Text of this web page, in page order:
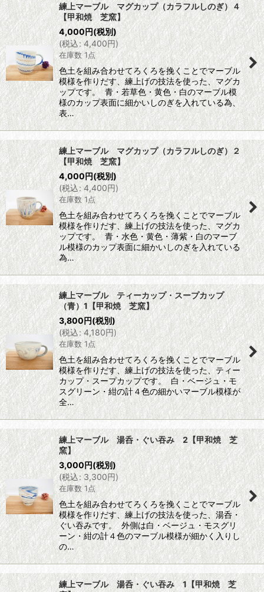
練上マーブル マグカップ（カラフルしのぎ）４
【甲和焼 芝窯】
4,000円(税別)
(税込: 4,400円)
在庫数 1点
色土を組み合わせてろくろを挽くことでマーブル
模様を作りだす、練上げの技法を使った、マグカ
ップです。 青・若草色・黄色・白のマーブル模
様のカップ表面に細かいしのぎを入れている為、
表…
練上マーブル マグカップ（カラフルしのぎ）２
【甲和焼 芝窯】
4,000円(税別)
(税込: 4,400円)
在庫数 1点
色土を組み合わせてろくろを挽くことでマーブル
模様を作りだす、練上げの技法を使った、マグカ
ップです。 青・水色・黄色・薄紫・白のマーブ
ル模様のカップ表面に細かいしのぎを入れている
為…
練上マーブル ティーカップ・スープカップ
（青）1【甲和焼 芝窯】
3,800円(税別)
(税込: 4,180円)
在庫数 1点
色土を組み合わせてろくろを挽くことでマーブル
模様を作りだす、練上げの技法を使った、ティー
カップ・スープカップです。 白・ベージュ・モ
スグリーン・紺の計４色の細かいマーブル模様が
全…
練上マーブル 湯呑・ぐい吞み 2【甲和焼 芝
窯】
3,000円(税別)
(税込: 3,300円)
在庫数 1点
色土を組み合わせてろくろを挽くことでマーブル
模様を作りだす、練上げの技法を使った、湯呑・
ぐい吞みです。 外側は白・ベージュ・モスグリ
ーン・紺の計４色のマーブル模様が細かく入りし
の…
練上マーブル 湯呑・ぐい吞み 1【甲和焼 芝